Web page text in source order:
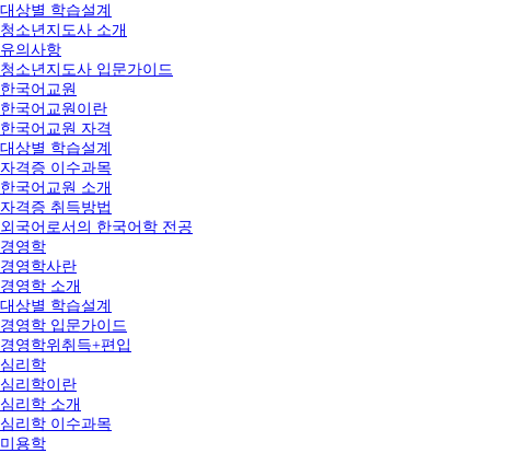
대상별 학습설계
청소년지도사 소개
유의사항
청소년지도사 입문가이드
한국어교원
한국어교원이란
한국어교원 자격
대상별 학습설계
자격증 이수과목
한국어교원 소개
자격증 취득방법
외국어로서의 한국어학 전공
경영학
경영학사란
경영학 소개
대상별 학습설계
경영학 입문가이드
경영학위취득+편입
심리학
심리학이란
심리학 소개
심리학 이수과목
미용학